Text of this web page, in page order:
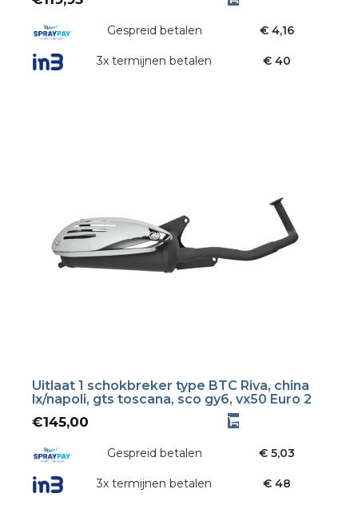
Gespreid betalen € 4,16
3x termijnen betalen € 40
Uitlaat 1 schokbreker type BTC Riva, china
lx/napoli, gts toscana, sco gy6, vx50 Euro 2
€145,00
Gespreid betalen € 5,03
3x termijnen betalen € 48